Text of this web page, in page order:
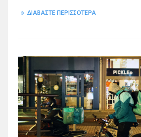
ΔΙΑΒΑΣΤΕ ΠΕΡΙΣΣΟΤΕΡΑ